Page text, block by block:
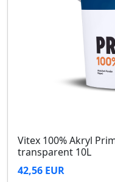
Vitex 100% Akryl
transparent 10L
42,56 EUR